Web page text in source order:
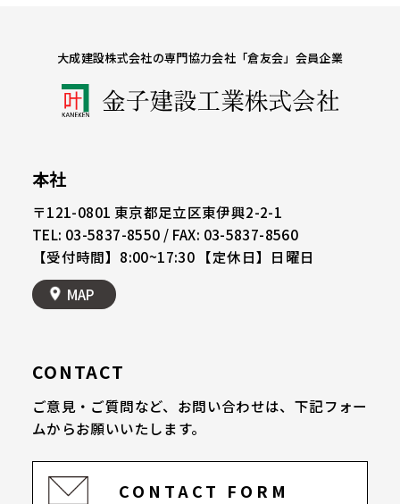
大成建設株式会社の専門協力会社「倉友会」会員企業
本社
〒121-0801 東京都足立区東伊興2-2-1
TEL: 03-5837-8550 / FAX: 03-5837-8560
【受付時間】8:00~17:30 【定休日】日曜日
MAP
CONTACT
ご意見・ご質問など、お問い合わせは、 下記フォー
ムからお願いいたします。
CONTACT FORM